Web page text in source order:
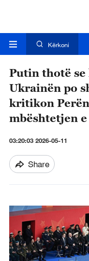
Kërkoni
Putin thotë
Ukrainën po
kritikon
mbështetjen
03:20:03 2026-05-11
Share